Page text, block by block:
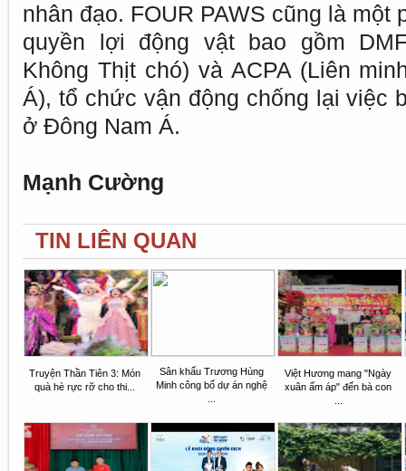
nhân đạo. FOUR PAWS cũng là một
quyền lợi động vật bao gồm
Không Thịt chó) và ACPA (Liên
Á), tổ chức vận động chống lại việc
ở Đông Nam Á.
Mạnh Cường
TIN LIÊN QUAN
Truyện Thần Tiên 3: Món
quà hè rực rỡ cho thi...
Sân khấu Trương Hùng
Minh công bố dự án nghệ
Việt Hương mang "Ngày
xuân ấm áp" đến bà con